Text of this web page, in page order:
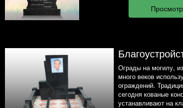
Ограды на могилу,
много веков
ограждений.
сегодня кованые
устанавливают на